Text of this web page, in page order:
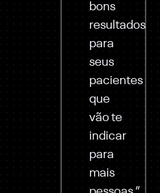
bons
resultados
para
seus
pacientes
que
vão te
indicar
para
mais